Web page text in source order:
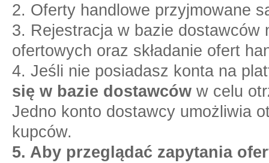
2. Oferty handlowe przyjmowane
3. Rejestracja w bazie dostawców
ofertowych oraz składanie ofert
4. Jeśli nie posiadasz konta na
się w bazie dostawców w celu
Jedno konto dostawcy umożliwia
kupców.
5. Aby przeglądać zapytania